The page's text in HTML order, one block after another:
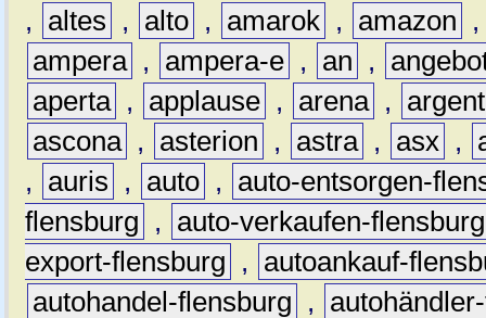
,
altes , alto , amarok , amazon
ampera , ampera-e , an ,
aperta , applause , arena ,
ascona , asterion , astra , asx ,
,
auris , auto ,
auto-entsorgen-
flensburg
,
auto-verkaufen-flensburg
export-flensburg
,
autoankauf-
autohandel-flensburg
,